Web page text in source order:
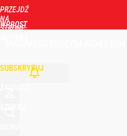
PRZEJDŹ
NA
STRONĘ
WPROST
SUBSKRYBUJ